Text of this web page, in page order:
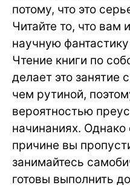
потому, что это
Читайте то, что вам
научную
Чтение книги по
делает это занятие
чем рутиной,
вероятностью
начинаниях.
причине вы
занимайтесь
готовы выполнить